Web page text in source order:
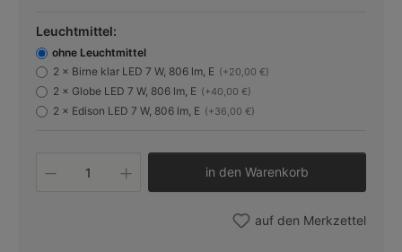
Leuchtmittel:
ohne Leuchtmittel
2 × Birne klar LED 7 W, 806 lm, E (+20,00 €)
2 × Globe LED 7 W, 806 lm, E (+40,00 €)
2 × Edison LED 7 W, 806 lm, E (+36,00 €)
Produkt Anzahl: Gib den
in den Warenkorb
auf den Merkzettel